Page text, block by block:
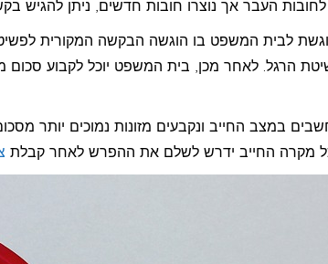
העבר אך נוצרו חובות חדשים, ניתן להגיש
לבית המשפט בו הוגשה הבקשה המקורית
הרגל. לאחר מכן, בית המשפט יוכל לקבוע סכום
במצב החייב ונקבעים מזונות נמוכים יותר
מקרה החייב ידרש לשלם את ההפרש לאחר קבלת